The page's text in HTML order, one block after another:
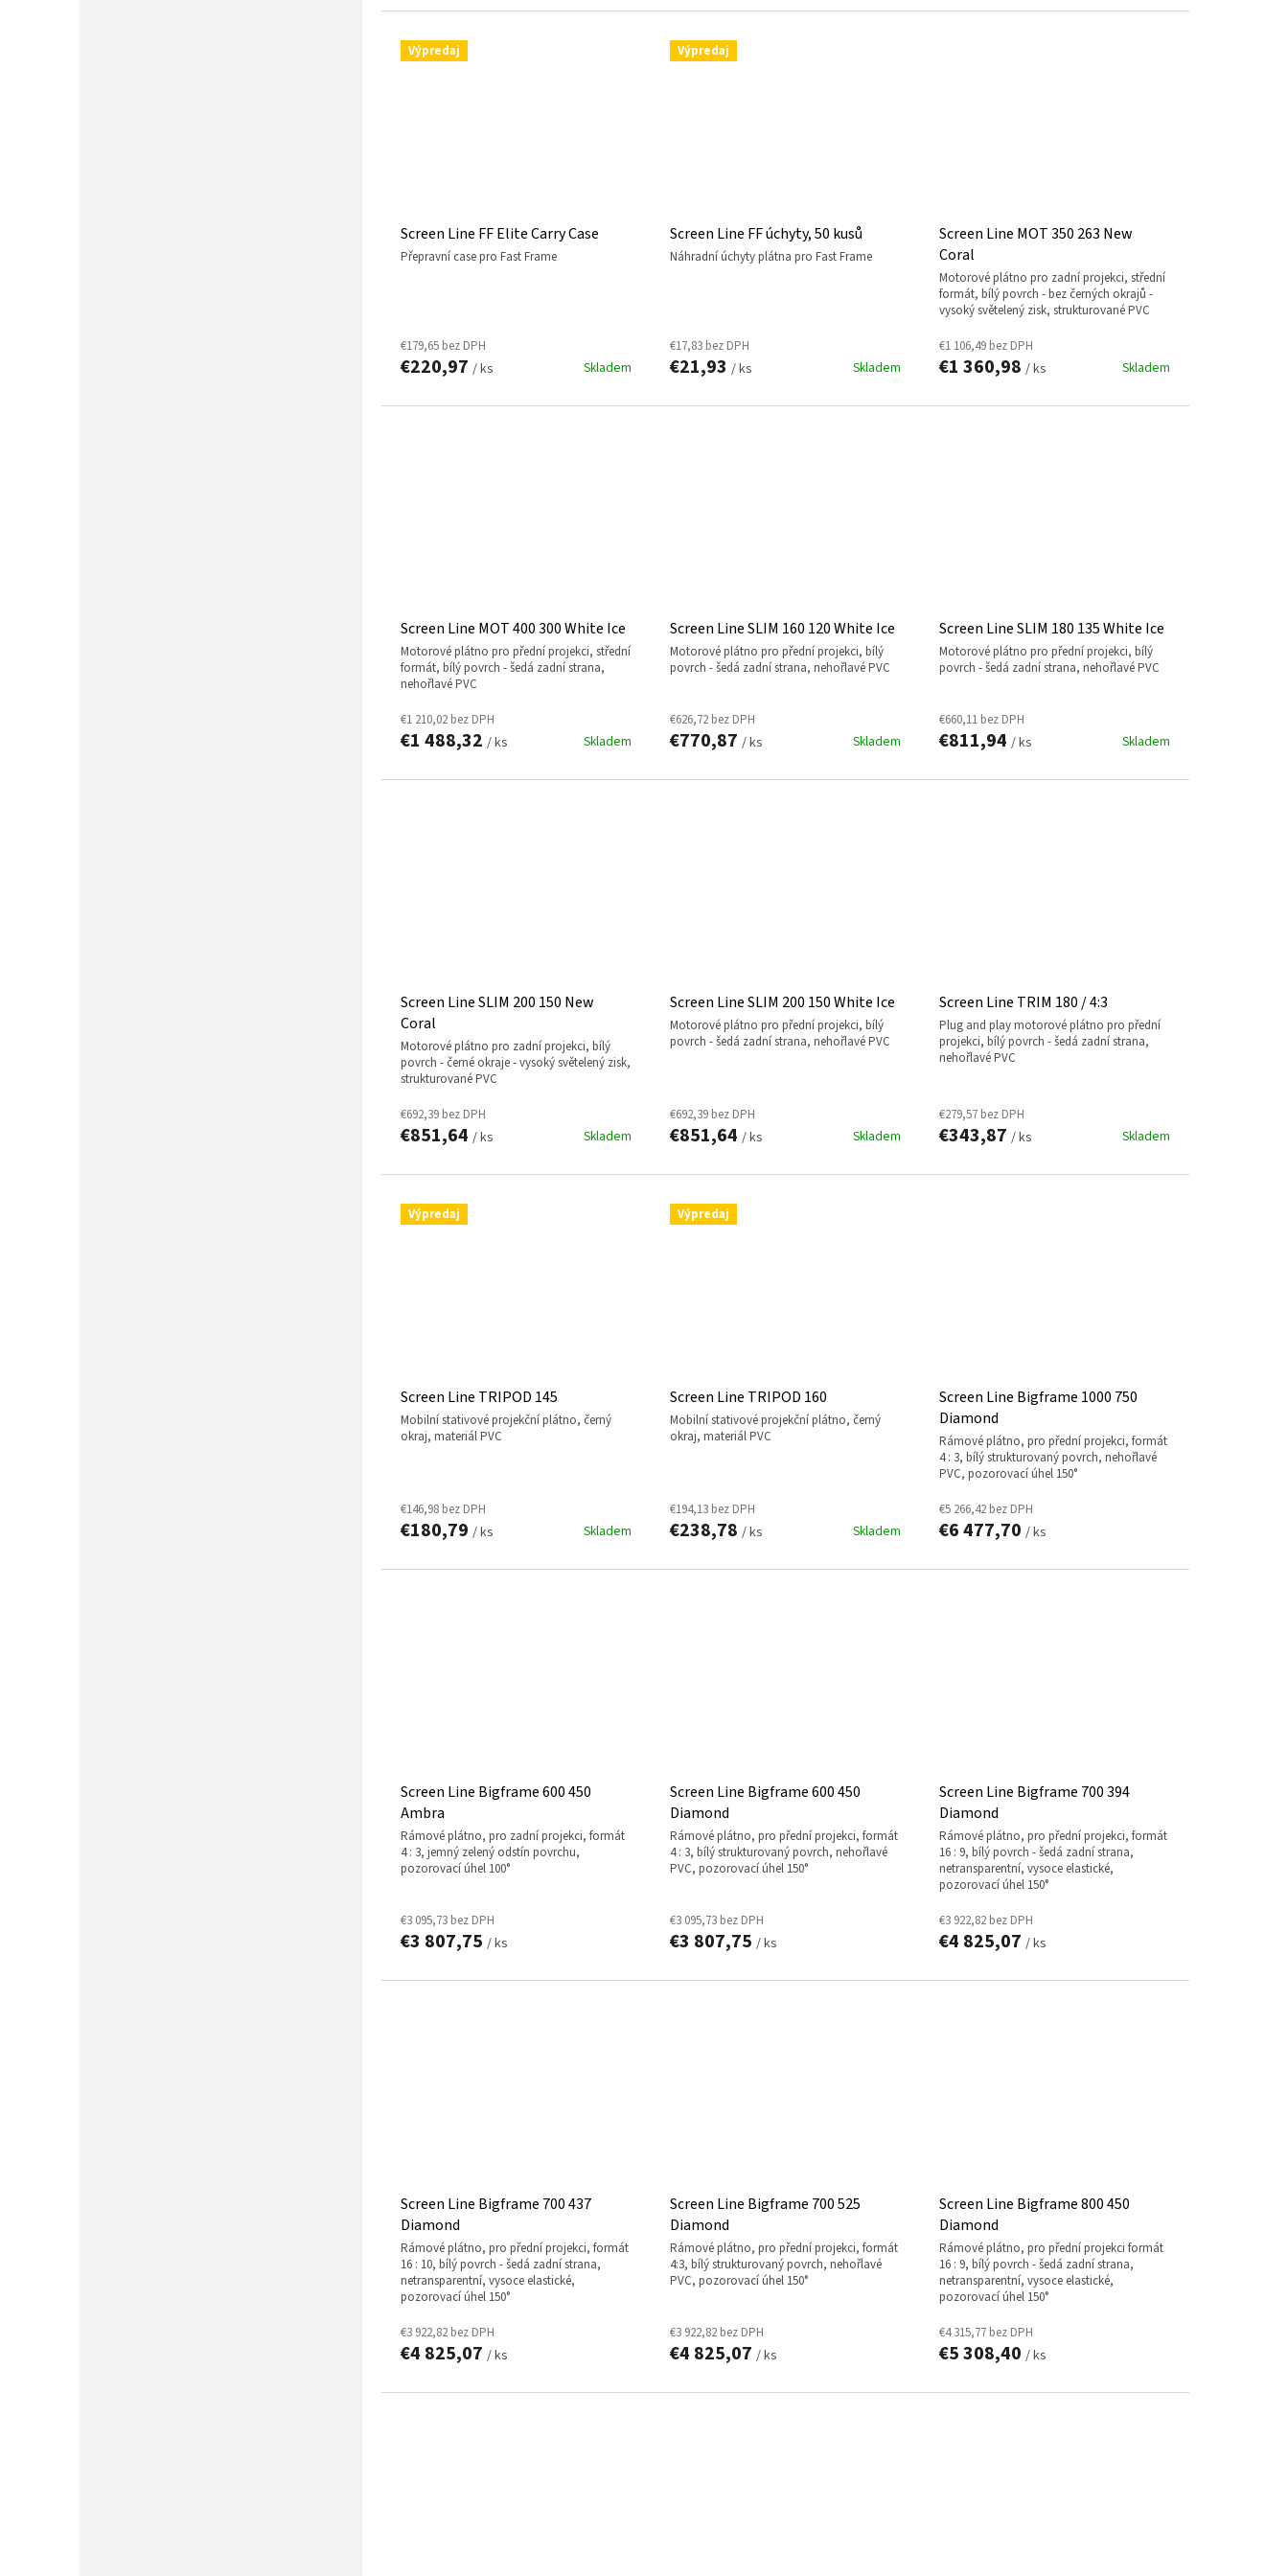
Výpredaj
Screen Line FF Elite Carry Case
přepravní case pro Fast Frame
Skladem
€179,65 bez DPH
€220,97 / ks
Výpredaj
Screen Line FF úchyty, 50 kusů
náhradní úchyty plátna pro Fast Frame
Skladem
€17,83 bez DPH
€21,93 / ks
Screen Line MOT 350 263 New
Coral
motorové plátno pro zadní projekci, střední
formát, bílý povrch - bez černých okrajů -
vysoký světelený zisk, strukturované PVC
Skladem
€1 106,49 bez DPH
€1 360,98 / ks
Screen Line MOT 400 300 White Ice
motorové plátno pro přední projekci, střední
formát, bílý povrch - šedá zadní strana,
nehořlavé PVC
Skladem
€1 210,02 bez DPH
€1 488,32 / ks
Screen Line SLIM 160 120 White Ice
motorové plátno pro přední projekci, bílý
povrch - šedá zadní strana, nehořlavé PVC
Skladem
€626,72 bez DPH
€770,87 / ks
Screen Line SLIM 180 135 White Ice
motorové plátno pro přední projekci, bílý
povrch - šedá zadní strana, nehořlavé PVC
Skladem
€660,11 bez DPH
€811,94 / ks
Screen Line SLIM 200 150 New
Coral
motorové plátno pro zadní projekci, bílý
povrch - černé okraje - vysoký světelený zisk,
strukturované PVC
Skladem
€692,39 bez DPH
€851,64 / ks
Screen Line SLIM 200 150 White Ice
motorové plátno pro přední projekci, bílý
povrch - šedá zadní strana, nehořlavé PVC
Skladem
€692,39 bez DPH
€851,64 / ks
Screen Line TRIM 180 / 4:3
plug and play motorové plátno pro přední
projekci, bílý povrch - šedá zadní strana,
nehořlavé PVC
Skladem
€279,57 bez DPH
€343,87 / ks
Výpredaj
Screen Line TRIPOD 145
mobilní stativové projekční plátno, černý
okraj, materiál PVC
Skladem
€146,98 bez DPH
€180,79 / ks
Výpredaj
Screen Line TRIPOD 160
mobilní stativové projekční plátno, černý
okraj, materiál PVC
Skladem
€194,13 bez DPH
€238,78 / ks
Screen Line Bigframe 1000 750
Diamond
rámové plátno, pro přední projekci, formát
4 : 3, bílý strukturovaný povrch, nehořlavé
PVC, pozorovací úhel 150°
€5 266,42 bez DPH
€6 477,70 / ks
Screen Line Bigframe 600 450
Ambra
rámové plátno, pro zadní projekci, formát
4 : 3, jemný zelený odstín povrchu,
pozorovací úhel 100°
€3 095,73 bez DPH
€3 807,75 / ks
Screen Line Bigframe 600 450
Diamond
rámové plátno, pro přední projekci, formát
4 : 3, bílý strukturovaný povrch, nehořlavé
PVC, pozorovací úhel 150°
€3 095,73 bez DPH
€3 807,75 / ks
Screen Line Bigframe 700 394
Diamond
rámové plátno, pro přední projekci, formát
16 : 9, bílý povrch - šedá zadní strana,
netransparentní, vysoce elastické,
pozorovací úhel 150°
€3 922,82 bez DPH
€4 825,07 / ks
Screen Line Bigframe 700 437
Diamond
rámové plátno, pro přední projekci, formát
16 : 10, bílý povrch - šedá zadní strana,
netransparentní, vysoce elastické,
pozorovací úhel 150°
€3 922,82 bez DPH
€4 825,07 / ks
Screen Line Bigframe 700 525
Diamond
rámové plátno, pro přední projekci, formát
4:3, bílý strukturovaný povrch, nehořlavé
PVC, pozorovací úhel 150°
€3 922,82 bez DPH
€4 825,07 / ks
Screen Line Bigframe 800 450
Diamond
rámové plátno, pro přední projekci formát
16 : 9, bílý povrch - šedá zadní strana,
netransparentní, vysoce elastické,
pozorovací úhel 150°
€4 315,77 bez DPH
€5 308,40 / ks